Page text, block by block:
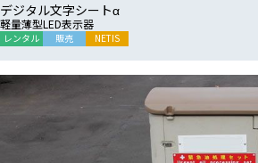
デジタル文字シートα
軽量薄型LED表示器
レンタル 販売 NETIS